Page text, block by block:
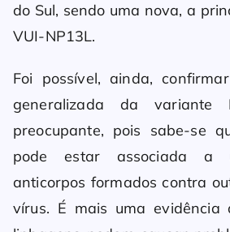
do Sul, sendo uma nova, a
VUI-NP13L.
Foi possível, ainda,
generalizada da variante
preocupante, pois sabe-se
pode estar associada a
anticorpos formados contra
vírus. É mais uma evidência